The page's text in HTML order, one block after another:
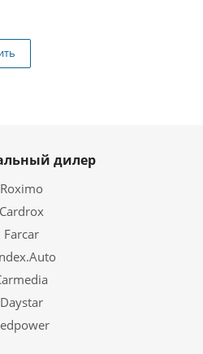
дилер
Roximo
Cardrox
Farcar
Daystar